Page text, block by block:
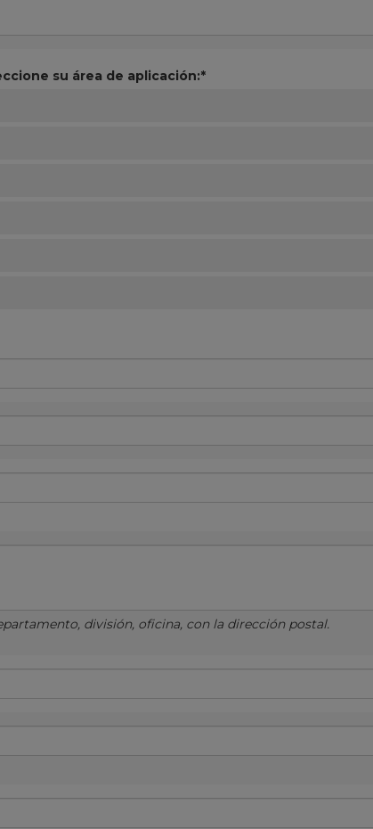
su área de aplicación:*
división, oficina, con la dirección postal.